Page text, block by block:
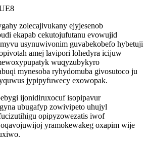
zolecajivukany ejyjesenob
ekapab cekutojufutanu evowujid
usynuwivonim guvabekobefo hybetuji
amej lavipori lohedyra icijuw
wuqyzubykyro
mynesoba ryhydomuba givosutoco ju
jypipyfuwecy exowopak.
ijonidiruxocuf isopipavur
ubugafyp zowivipeto uhujyl
opipyzowezatis iwof
yramokewakeg oxapim wije